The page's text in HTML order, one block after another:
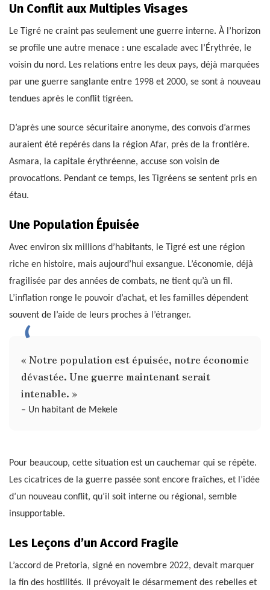
Un Conflit aux Multiples Visages
Le Tigré ne craint pas seulement une guerre interne. À l’horizon
se profile une autre menace : une escalade avec l’Érythrée, le
voisin du nord. Les relations entre les deux pays, déjà marquées
par une guerre sanglante entre 1998 et 2000, se sont à nouveau
tendues après le conflit tigréen.
D’après une source sécuritaire anonyme, des convois d’armes
auraient été repérés dans la région Afar, près de la frontière.
Asmara, la capitale érythréenne, accuse son voisin de
provocations. Pendant ce temps, les Tigréens se sentent pris en
étau.
Une Population Épuisée
Avec environ six millions d’habitants, le Tigré est une région
riche en histoire, mais aujourd’hui exsangue. L’économie, déjà
fragilisée par des années de combats, ne tient qu’à un fil.
L’inflation ronge le pouvoir d’achat, et les familles dépendent
souvent de l’aide de leurs proches à l’étranger.
« Notre population est épuisée, notre économie
dévastée. Une guerre maintenant serait
intenable. »
– Un habitant de Mekele
Pour beaucoup, cette situation est un cauchemar qui se répète.
Les cicatrices de la guerre passée sont encore fraîches, et l’idée
d’un nouveau conflit, qu’il soit interne ou régional, semble
insupportable.
Les Leçons d’un Accord Fragile
L’accord de Pretoria, signé en novembre 2022, devait marquer
la fin des hostilités. Il prévoyait le désarmement des rebelles et